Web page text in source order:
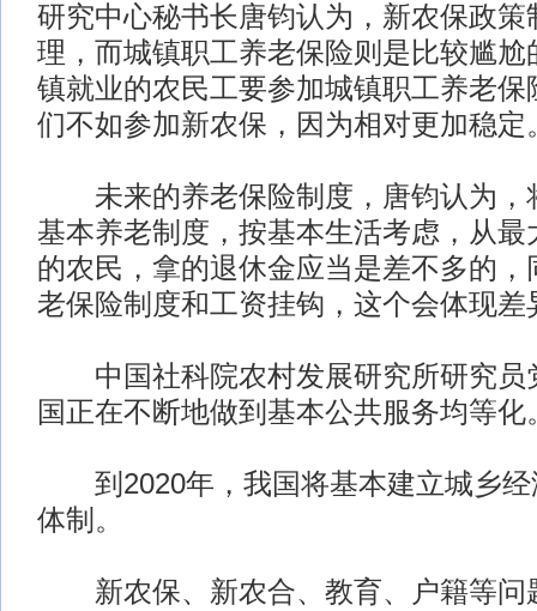
研究中心秘书长唐钧认为，新农保政策
理，而城镇职工养老保险则是比较尴尬
镇就业的农民工要参加城镇职工养老保
们不如参加新农保，因为相对更加稳定
未来的养老保险制度，唐钧认为，
基本养老制度，按基本生活考虑，从最
的农民，拿的退休金应当是差不多的，
老保险制度和工资挂钩，这个会体现差
中国社科院农村发展研究所研究员
国正在不断地做到基本公共服务均等化
到2020年，我国将基本建立城乡经
体制。
新农保、新农合、教育、户籍等问